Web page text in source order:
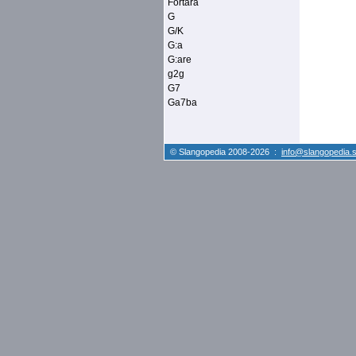
Förtära
G
G/K
G:a
G:are
g2g
G7
Ga7ba
© Slangopedia 2008-2026 :